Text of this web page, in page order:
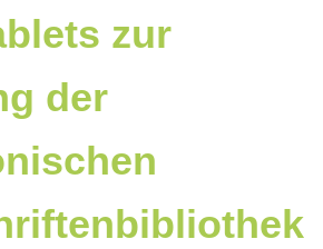
zur
der